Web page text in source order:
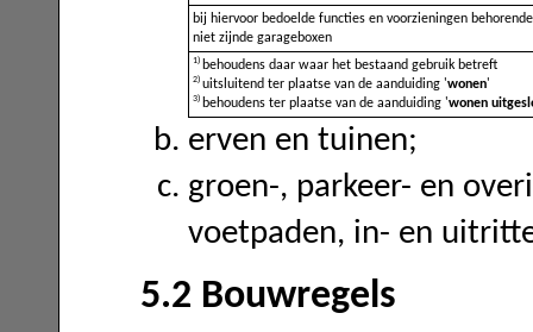
bij hiervoor bedoelde functies en voorzieningen
niet zijnde garageboxen
1) behoudens daar waar het bestaand gebruik betreft
2) uitsluitend ter plaatse van de aanduiding 'wonen'
3) behoudens ter plaatse van de aanduiding 'wonen
erven en tuinen;
groen-, parkeer- en
voetpaden, in- en
5.2 Bouwregels